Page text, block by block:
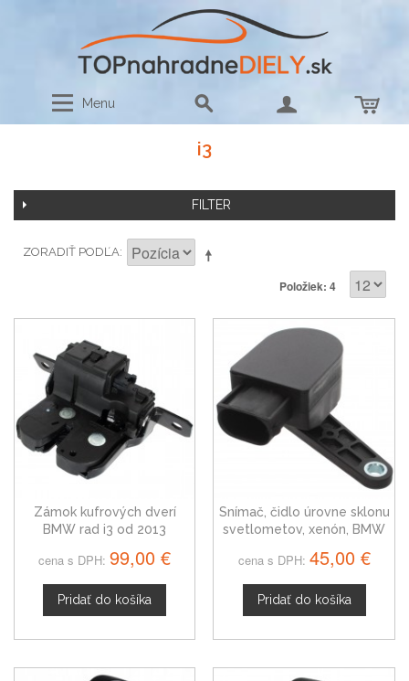
Menu
i3
FILTER
ZORADIŤ PODĽA
Položiek: 4
Zámok kufrových dverí
BMW rad i3 od 2013
cena s DPH: 99,00 €
Pridať do košíka
Snímač, čidlo úrovne sklonu
svetlometov, xenón, BMW
cena s DPH: 45,00 €
Pridať do košíka